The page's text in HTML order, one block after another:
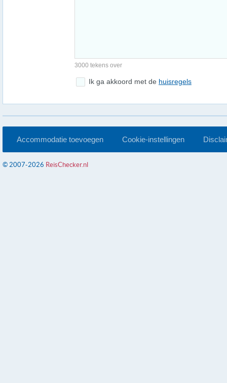
3000 tekens over
Ik ga akkoord met de huisregels
Accommodatie toevoegen Cookie-instellingen
© 2007-2026 ReisChecker.nl